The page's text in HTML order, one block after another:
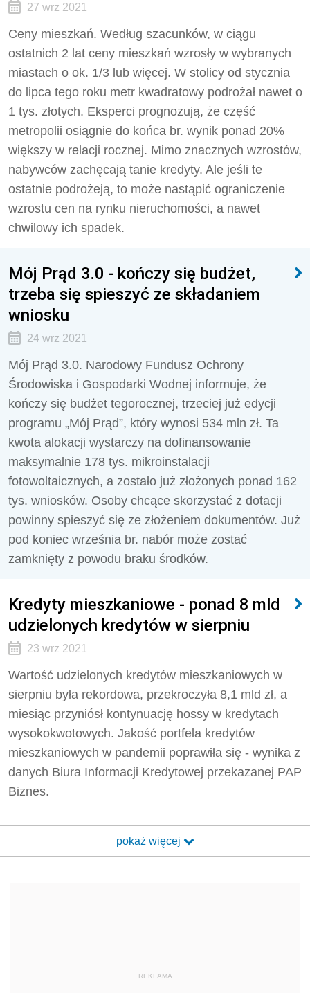
27 wrz 2021
Ceny mieszkań. Według szacunków, w ciągu
ostatnich 2 lat ceny mieszkań wzrosły w wybranych
miastach o ok. 1/3 lub więcej. W stolicy od stycznia
do lipca tego roku metr kwadratowy podrożał nawet o
1 tys. złotych. Eksperci prognozują, że część
metropolii osiągnie do końca br. wynik ponad 20%
większy w relacji rocznej. Mimo znacznych wzrostów,
nabywców zachęcają tanie kredyty. Ale jeśli te
ostatnie podrożeją, to może nastąpić ograniczenie
wzrostu cen na rynku nieruchomości, a nawet
chwilowy ich spadek.
Mój Prąd 3.0 - kończy się budżet,
trzeba się spieszyć ze składaniem
wniosku
24 wrz 2021
Mój Prąd 3.0. Narodowy Fundusz Ochrony
Środowiska i Gospodarki Wodnej informuje, że
kończy się budżet tegorocznej, trzeciej już edycji
programu „Mój Prąd”, który wynosi 534 mln zł. Ta
kwota alokacji wystarczy na dofinansowanie
maksymalnie 178 tys. mikroinstalacji
fotowoltaicznych, a zostało już złożonych ponad 162
tys. wniosków. Osoby chcące skorzystać z dotacji
powinny spieszyć się ze złożeniem dokumentów. Już
pod koniec września br. nabór może zostać
zamknięty z powodu braku środków.
Kredyty mieszkaniowe - ponad 8 mld
udzielonych kredytów w sierpniu
23 wrz 2021
Wartość udzielonych kredytów mieszkaniowych w
sierpniu była rekordowa, przekroczyła 8,1 mld zł, a
miesiąc przyniósł kontynuację hossy w kredytach
wysokokwotowych. Jakość portfela kredytów
mieszkaniowych w pandemii poprawiła się - wynika z
danych Biura Informacji Kredytowej przekazanej PAP
Biznes.
pokaż więcej
REKLAMA